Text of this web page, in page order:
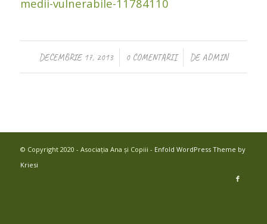
medii-vulnerabile-11784110
DECEMBRIE 17, 2013
/ 0 COMENTARII
/ DE ADMIN
© Copyright 2020 - Asociația Ana și Copiii - Enfold WordPress Theme by
Kriesi